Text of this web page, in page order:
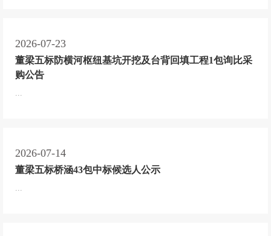
2026-07-23
董梁五标防横河枢纽基坑开挖及台背回填工程1包询比采
购公告
2026-07-14
董梁五标桥涵43包中标候选人公示